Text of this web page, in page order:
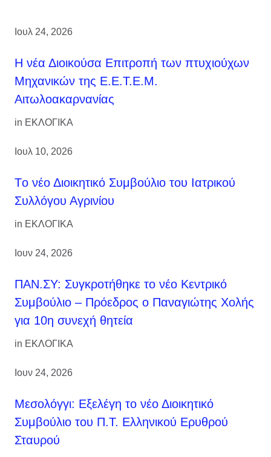
Ιουλ 24, 2026
H νέα Διοικούσα Επιτροπή των πτυχιούχων
Μηχανικών της Ε.Ε.Τ.Ε.Μ.
Αιτωλοακαρνανίας
in ΕΚΛΟΓΙΚΑ
Ιουλ 10, 2026
Tο νέο Διοικητικό Συμβούλιο του Ιατρικού
Συλλόγου Αγρινίου
in ΕΚΛΟΓΙΚΑ
Ιουν 24, 2026
ΠΑΝ.ΣΥ: Συγκροτήθηκε το νέο Κεντρικό
Συμβούλιο – Πρόεδρος ο Παναγιώτης Χολής
για 10η συνεχή θητεία
in ΕΚΛΟΓΙΚΑ
Ιουν 24, 2026
Μεσολόγγι: Εξελέγη το νέο Διοικητικό
Συμβούλιο του Π.Τ. Ελληνικού Ερυθρού
Σταυρού